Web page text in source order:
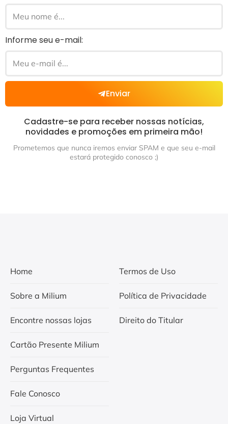
Informe seu e-mail:
Enviar
Cadastre-se para receber nossas notícias,
novidades e promoções em primeira mão!
Prometemos que nunca iremos enviar SPAM e que seu e-mail
estará protegido conosco ;)
Home
Sobre a Milium
Encontre nossas lojas
Cartão Presente Milium
Perguntas Frequentes
Fale Conosco
Loja Virtual
Termos de Uso
Política de Privacidade
Direito do Titular